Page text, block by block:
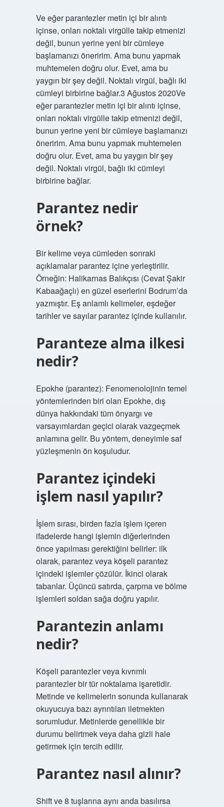
Ve eğer parantezler metin içi bir alıntı
içinse, onları noktalı virgülle takip etmenizi
değil, bunun yerine yeni bir cümleye
başlamanızı öneririm. Ama bunu yapmak
muhtemelen doğru olur. Evet, ama bu
yaygın bir şey değil. Noktalı virgül, bağlı iki
cümleyi birbirine bağlar.3 Ağustos 2020Ve
eğer parantezler metin içi bir alıntı içinse,
onları noktalı virgülle takip etmenizi değil,
bunun yerine yeni bir cümleye başlamanızı
öneririm. Ama bunu yapmak muhtemelen
doğru olur. Evet, ama bu yaygın bir şey
değil. Noktalı virgül, bağlı iki cümleyi
birbirine bağlar.
Parantez nedir
örnek?
Bir kelime veya cümleden sonraki
açıklamalar parantez içine yerleştirilir.
Örneğin: Halikarnas Balıkçısı (Cevat Şakir
Kabaağaçlı) en güzel eserlerini Bodrum’da
yazmıştır. Eş anlamlı kelimeler, eşdeğer
tarihler ve sayılar parantez içinde kullanılır.
Paranteze alma ilkesi
nedir?
Epokhe (parantez): Fenomenolojinin temel
yöntemlerinden biri olan Epokhe, dış
dünya hakkındaki tüm önyargı ve
varsayımlardan geçici olarak vazgeçmek
anlamına gelir. Bu yöntem, deneyimle saf
yüzleşmenin ön koşuludur.
Parantez içindeki
işlem nasıl yapılır?
İşlem sırası, birden fazla işlem içeren
ifadelerde hangi işlemin diğerlerinden
önce yapılması gerektiğini belirler: ilk
olarak, parantez veya köşeli parantez
içindeki işlemler çözülür. İkinci olarak
tabanlar. Üçüncü satırda, çarpma ve bölme
işlemleri soldan sağa doğru yapılır.
Parantezin anlamı
nedir?
Köşeli parantezler veya kıvrımlı
parantezler bir tür noktalama işaretidir.
Metinde ve kelimelerin sonunda kullanarak
okuyucuya bazı ayrıntıları iletmekten
sorumludur. Metinlerde genellikle bir
durumu belirtmek veya daha gizli hale
getirmek için tercih edilir.
Parantez nasıl alınır?
Shift ve 8 tuşlarına aynı anda basılırsa